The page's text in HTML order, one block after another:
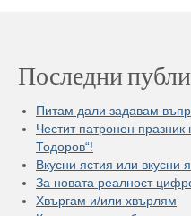
Последни
Питам дали задавам
Честит патронен
Тодоров“!
Вкусни ястия или вкусни
За новата реалност
Хвъргам и/или хвърлям